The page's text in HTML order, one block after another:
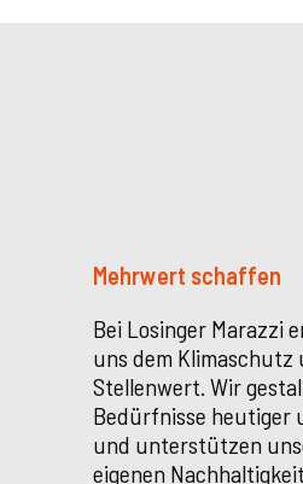
Mehrwert schaffen
Bei Losinger Marazzi
uns dem Klimaschutz
Stellenwert. Wir
Bedürfnisse heutiger
und unterstützen
eigenen